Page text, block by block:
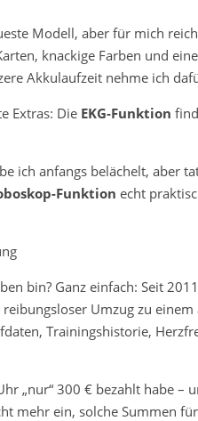
Modell, aber für mich
knackige Farben und
Akkulaufzeit nehme ich
Extras: Die EKG-Funktion
ich anfangs belächelt, aber
Funktion echt
bin? Ganz einfach: Seit
Umzug zu
Trainingshistorie,
„nur“ 300 € bezahlt habe –
mehr ein, solche Summen